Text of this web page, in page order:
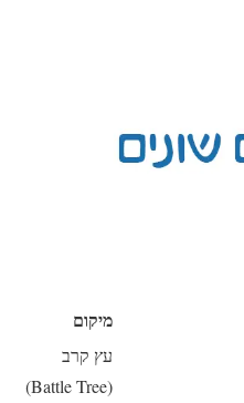
מיקום
עץ קרב
(Battle Tree)